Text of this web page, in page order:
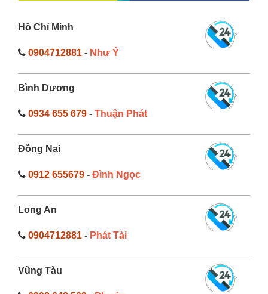
Hồ Chí Minh
0904712881 - Như Ý
Bình Dương
0934 655 679 - Thuận Phát
Đồng Nai
0912 655679 - Đình Ngọc
Long An
0904712881 - Phát Tài
Vũng Tàu